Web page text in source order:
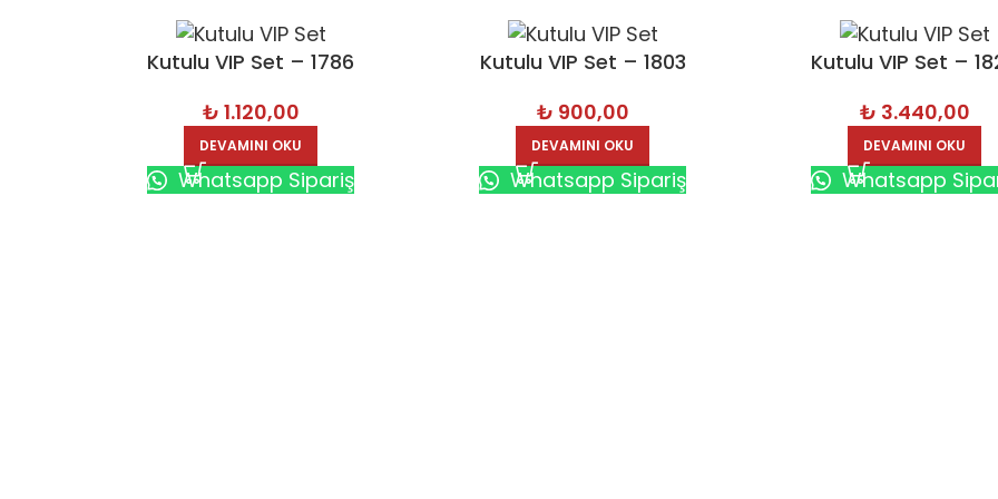
Kutulu VIP Set – 1786
₺ 1.120,00
DEVAMINI OKU
Whatsapp Sipariş
Kutulu VIP Set – 1803
₺ 900,00
DEVAMINI OKU
Whatsapp Sipariş
Kutulu VIP Set –
₺ 3.440,00
DEVAMINI OKU
Whatsapp